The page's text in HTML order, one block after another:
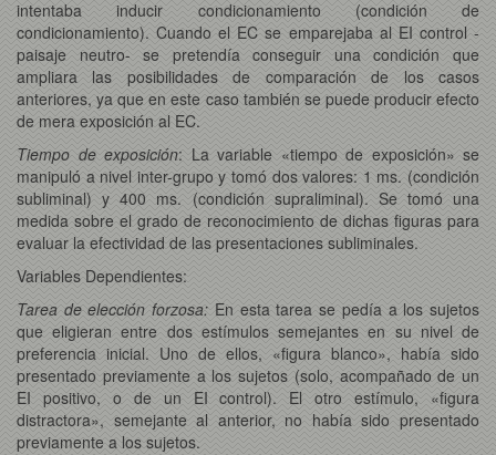
intentaba inducir condicionamiento (condición de
condicionamiento). Cuando el EC se emparejaba al EI control -
paisaje neutro- se pretendía conseguir una condición que
ampliara las posibilidades de comparación de los casos
anteriores, ya que en este caso también se puede producir efecto
de mera exposición al EC.
Tiempo de exposición: La variable «tiempo de exposición» se
manipuló a nivel inter-grupo y tomó dos valores: 1 ms. (condición
subliminal) y 400 ms. (condición supraliminal). Se tomó una
medida sobre el grado de reconocimiento de dichas figuras para
evaluar la efectividad de las presentaciones subliminales.
Variables Dependientes:
Tarea de elección forzosa: En esta tarea se pedía a los sujetos
que eligieran entre dos estímulos semejantes en su nivel de
preferencia inicial. Uno de ellos, «figura blanco», había sido
presentado previamente a los sujetos (solo, acompañado de un
EI positivo, o de un EI control). El otro estímulo, «figura
distractora», semejante al anterior, no había sido presentado
previamente a los sujetos.